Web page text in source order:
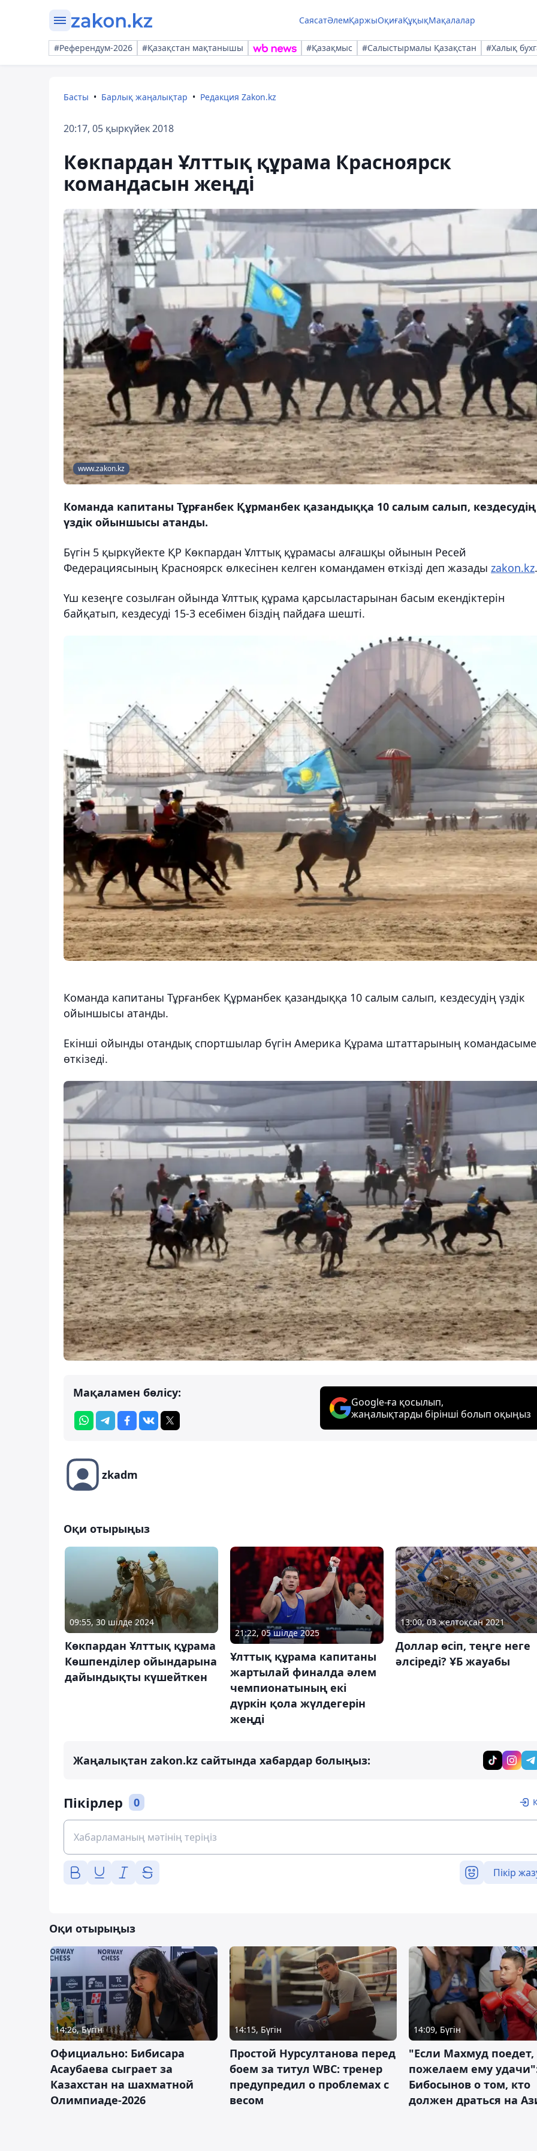
СаясатӘлемҚаржыОқиғаҚұқықМақалалар
#Референдум-2026 #Қазақстан мақтанышы #Қазақмыс #Салыстырмалы Қазақстан #Халық
Басты Барлық жаңалықтар Редакция Zakon.kz
20:17, 05 қыркүйек 2018
Көкпардан Ұлттық құрама Красноярск
командасын жеңді
www.zakon.kz
Команда капитаны Тұрғанбек Құрманбек қазандыққа 10 салым салып, кездесудің
үздік ойыншысы атанды.
Бүгін 5 қыркүйекте ҚР Көкпардан Ұлттық құрамасы алғашқы ойынын Ресей
Федерациясының Красноярск өлкесінен келген командамен өткізді деп жазады zakon.kz.
Үш кезеңге созылған ойында Ұлттық құрама қарсыластарынан басым екендіктерін
байқатып, кездесуді 15-3 есебімен біздің пайдаға шешті.
Команда капитаны Тұрғанбек Құрманбек қазандыққа 10 салым салып, кездесудің үздік
ойыншысы атанды.
Екінші ойынды отандық спортшылар бүгін Америка Құрама штаттарының
өткізеді.
Мақаламен бөлісу:
Google-ға қосылып,
жаңалықтарды бірінші болып оқыңыз
zkadm
Оқи отырыңыз
09:55, 30 шілде 2024
Көкпардан Ұлттық құрама
Көшпенділер ойындарына
дайындықты күшейткен
21:22, 05 шілде 2025
Ұлттық құрама капитаны
жартылай финалда әлем
чемпионатының екі
дүркін қола жүлдегерін
жеңді
13:00, 03 желтоқсан 2021
Доллар өсіп, теңге неге
әлсіреді? ҰБ жауабы
Жаңалықтан zakon.kz сайтында хабардар болыңыз:
Пікірлер 0
Пікір
Оқи отырыңыз
14:26, Бүгін
Официально: Бибисара
Асаубаева сыграет за
Казахстан на шахматной
Олимпиаде-2026
14:15, Бүгін
Простой Нурсултанова перед
боем за титул WBC: тренер
предупредил о проблемах с
весом
14:09, Бүгін
"Если Махмуд
пожелаем ему
Бибосынов о том, кто
должен драться на